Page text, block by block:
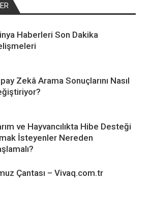
Haberleri Son Dakika
Zekâ Arama Sonuçlarını Nasıl
ve Hayvancılıkta Hibe Desteği
İsteyenler Nereden
Çantası – Vivaq.com.tr